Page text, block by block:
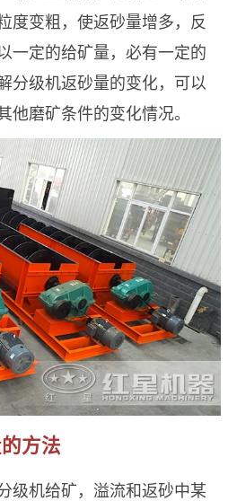
度变粗，使返砂量增多，反
一定的给矿量，必有一定的
分级机返砂量的变化，可以
他磨矿条件的变化情况。
方法
级机给矿，溢流和返砂中某